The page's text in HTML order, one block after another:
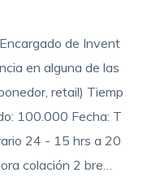
de Invent
en alguna de las
retail) Tiemp
100.000 Fecha: T
24 - 15 hrs a 20
colación 2 bre…